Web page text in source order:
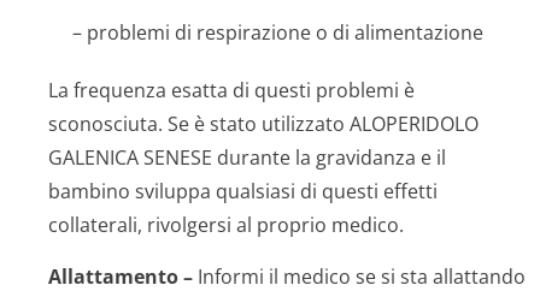
– problemi di respirazione o di alimentazione
La frequenza esatta di questi problemi è
sconosciuta. Se è stato utilizzato ALOPERIDOLO
GALENICA SENESE durante la gravidanza e il
bambino sviluppa qualsiasi di questi effetti
collaterali, rivolgersi al proprio medico.
Allattamento – Informi il medico se si sta allattando